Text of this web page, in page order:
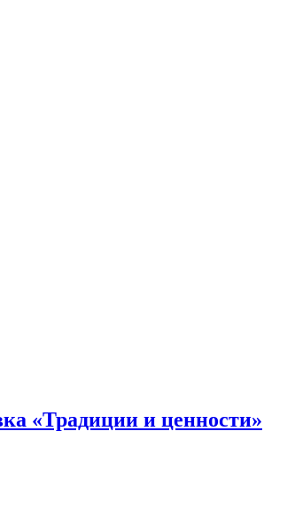
«Традиции и ценности»